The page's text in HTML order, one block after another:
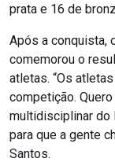
prata e 16 de
Após a conquista,
comemorou o
atletas. “Os
competição.
multidisciplinar do
para que a gente
Santos.